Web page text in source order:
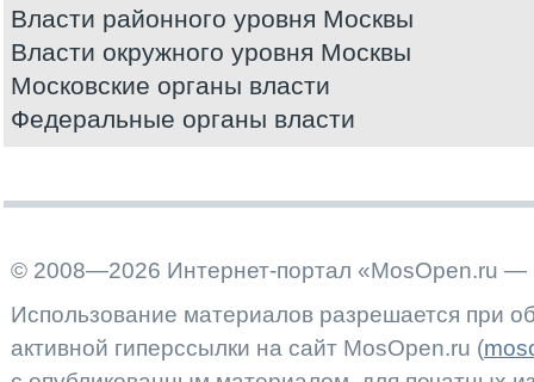
Власти районного уровня Москвы
Власти окружного уровня Москвы
Московские органы власти
Федеральные органы власти
© 2008—2026 Интернет-портал «MosOpen.ru —
Использование материалов разрешается при
активной гиперссылки на сайт MosOpen.ru (